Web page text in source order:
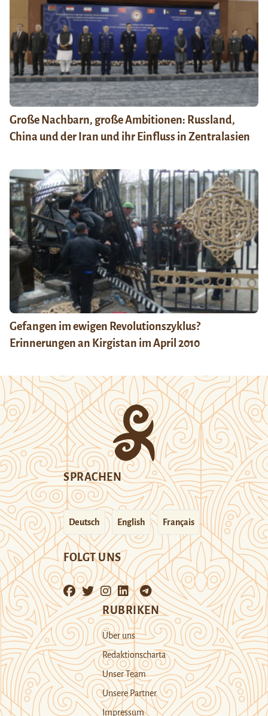
Große Nachbarn, große Ambitionen: Russland,
China und der Iran und ihr Einfluss in Zentralasien
Gefangen im ewigen Revolutionszyklus?
Erinnerungen an Kirgistan im April 2010
SPRACHEN
Deutsch English Français
FOLGT UNS
RUBRIKEN
Über uns
Redaktionscharta
Unser Team
Unsere Partner
Impressum